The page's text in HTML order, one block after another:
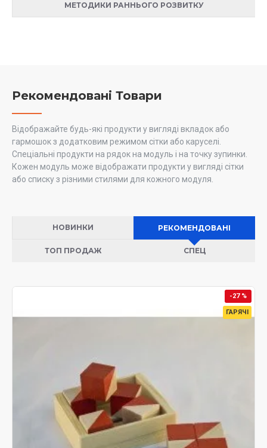
МЕТОДИКИ РАННЬОГО РОЗВИТКУ
Рекомендовані Товари
Відображайте будь-які продукти у вигляді вкладок або
гармошок з додатковим режимом сітки або каруселі.
Спеціальні продукти на рядок на модуль і на точку зупинки.
Кожен модуль може відображати продукти у вигляді сітки
або списку з різними стилями для кожного модуля.
НОВИНКИ РЕКОМЕНДОВАНІ
ТОП ПРОДАЖ СПЕЦ
ГАРЯЧІ
-27 %